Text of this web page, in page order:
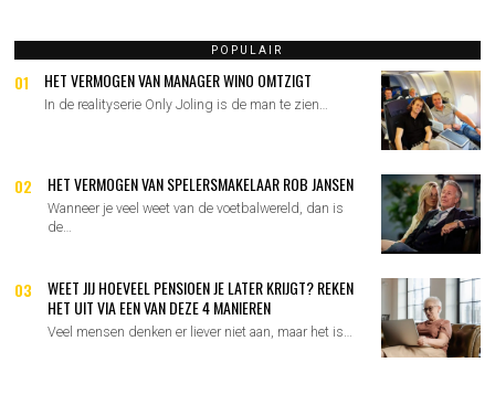
POPULAIR
01 HET VERMOGEN VAN MANAGER WINO OMTZIGT
In de realityserie Only Joling is de man te zien…
02 HET VERMOGEN VAN SPELERSMAKELAAR ROB JANSEN
Wanneer je veel weet van de voetbalwereld, dan is
de…
03
WEET JIJ HOEVEEL PENSIOEN JE LATER KRIJGT? REKEN
HET UIT VIA EEN VAN DEZE 4 MANIEREN
Veel mensen denken er liever niet aan, maar het is…